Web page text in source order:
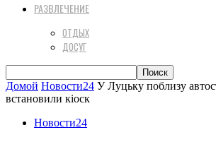
РАЗВЛЕЧЕНИЕ
ОТДЫХ
ДОСУГ
Домой Новости24 У Луцьку поблизу
встановили кіоск
Новости24